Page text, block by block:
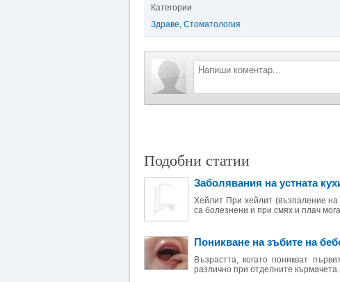
Категории
Здраве, Стоматология
Подобни статии
Заболявания на устната
Хейлит При хейлит (възпаление на
са болезнени и при смях и плач
Поникване на зъбите на
Възрастта, когато поникват
различно при отделните кърмачета.